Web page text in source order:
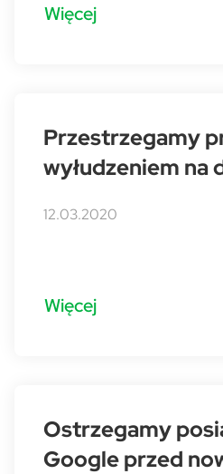
Więcej
Przestrzegamy
wyłudzeniem na
12.03.2020
Więcej
Ostrzegamy
Google przed